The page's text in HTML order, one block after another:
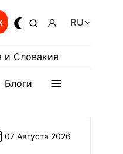
RU
и Словакия
Блоги
07 Августа 2026